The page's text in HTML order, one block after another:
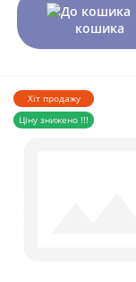
кошика
Хіт продажу
Ціну знижено !!!